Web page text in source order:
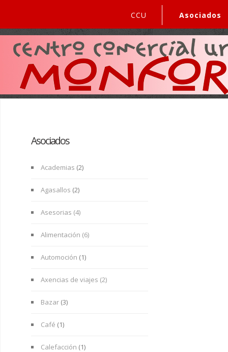
CCU Asociados
Asociados
Academias (2)
Agasallos (2)
Asesorias (4)
Alimentación (6)
Automoción (1)
Axencias de viajes (2)
Bazar (3)
Café (1)
Calefacción (1)